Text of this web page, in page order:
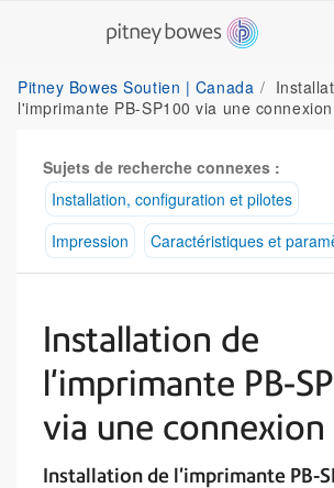
Pitney Bowes Soutien | Canada
l'imprimante PB-SP100 via une
Sujets de recherche connexes :
Installation, configuration et pilotes
Impression
Caractéristiques et
Installation de
l'imprimante PB-
via une connexion
Installation de l'imprimante PB-